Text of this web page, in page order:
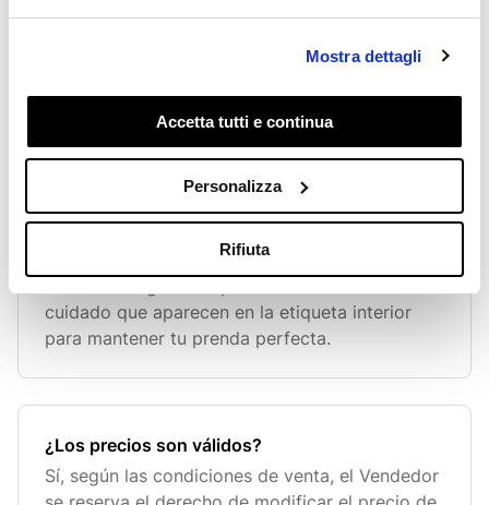
Mostra dettagli
Accetta tutti e continua
Personalizza
Rifiuta
ajuste de acuerdo con el propósito del
producto. Por esta razón, puede haber
diferencias de ajuste entre nuestras prendas
también relacionadas con la tela con la
tiempo, nuestras prendas también son fáciles
cuidado que aparecen en la etiqueta interior
para mantener tu prenda perfecta.
¿Los precios son válidos?
Sí, según las condiciones de venta, el Vendedor